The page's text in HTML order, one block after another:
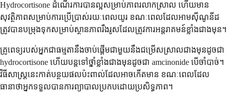
Hydrocortisone ដំណើរការបានល្អសម្រាប់ភាពរលាកស្រាល ហើយមាន
សុវត្ថិភាពសម្រាប់ការប្រើប្រាស់រយៈពេលយូរ ខណៈពេលដែលអាមស៊ីណូនីដ
ត្រូវបានបម្រុងទុកសម្រាប់ស្ថានភាពរឹងរូសដែលត្រូវការអន្តរាគមន៍ខ្លាំងជាងមុន។
គ្រូពេទ្យរបស់អ្នកជាធម្មតានឹងចាប់ផ្តើមជាមួយនឹងជម្រើសស្រាលជាងមុនដូចជា
hydrocortisone ហើយបន្តទៅថ្នាំខ្លាំងជាងមុនដូចជា amcinonide បើចាំបាច់។
វិធីសាស្ត្រនេះកាត់បន្ថយផលប៉ះពាល់ដែលអាចកើតមាន ខណៈពេលដែល
ធានាថាអ្នកទទួលបានការព្យាបាលប្រកបដោយប្រសិទ្ធភាព។